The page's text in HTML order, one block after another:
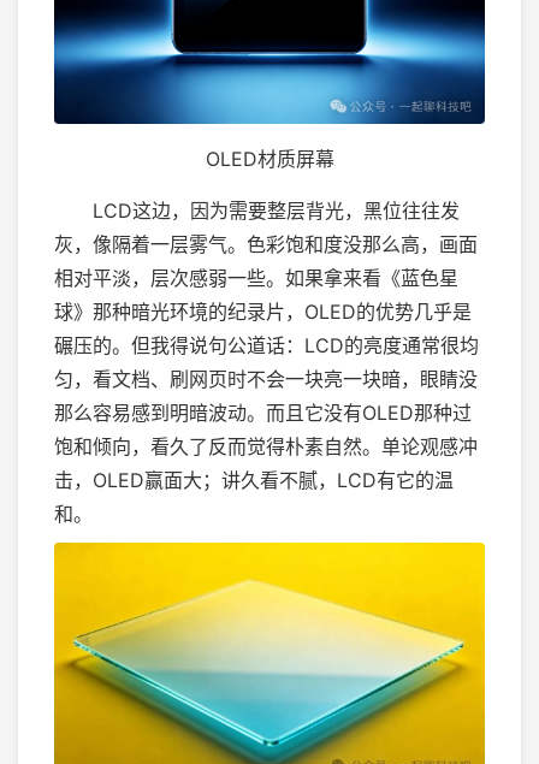
OLED材质屏幕
LCD这边，因为需要整层背光，黑位往往发
灰，像隔着一层雾气。色彩饱和度没那么高，画面
相对平淡，层次感弱一些。如果拿来看《蓝色星
球》那种暗光环境的纪录片，OLED的优势几乎是
碾压的。但我得说句公道话：LCD的亮度通常很均
匀，看文档、刷网页时不会一块亮一块暗，眼睛没
那么容易感到明暗波动。而且它没有OLED那种过
饱和倾向，看久了反而觉得朴素自然。单论观感冲
击，OLED赢面大；讲久看不腻，LCD有它的温
和。